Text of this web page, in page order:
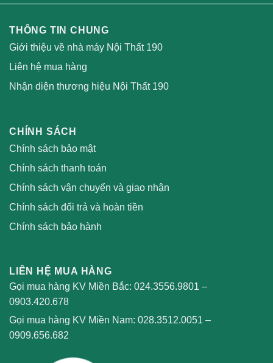
THÔNG TIN CHUNG
Giới thiệu về nhà máy Nội Thất 190
Liên hệ mua hàng
Nhận diện thương hiệu Nội Thất 190
CHÍNH SÁCH
Chính sách bảo mật
Chính sách thanh toán
Chính sách vận chuyển và giao nhận
Chính sách đổi trả và hoàn tiền
Chính sách bảo hành
LIÊN HỆ MUA HÀNG
Gọi mua hàng KV Miền Bắc: 024.3556.9801 –
0903.420.678
Gọi mua hàng KV Miền Nam: 028.3512.0051 –
0909.656.682